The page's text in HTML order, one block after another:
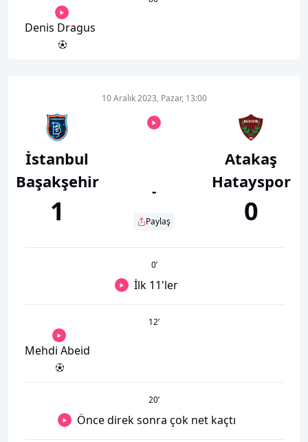
Denis Dragus
İstanbul
Başakşehir
1
10 Aralık 2023, Pazar, 13:00
-
Paylaş
Atakaş
Hatayspor
0
0’
İlk 11'ler
12’
Mehdi Abeid
20’
Önce direk sonra çok net kaçtı